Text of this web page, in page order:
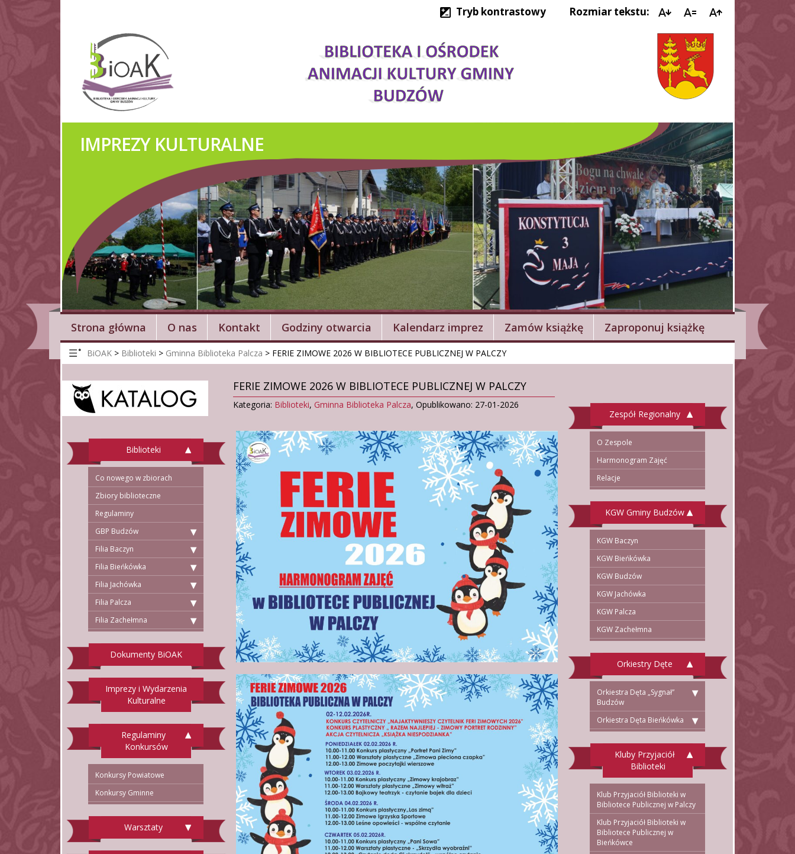
Tryb kontrastowy Rozmiar tekstu:
IMPREZY KULTURALNE
Strona główna O nas Kontakt Godziny otwarcia Kalendarz imprez Zamów książkę Zaproponuj książkę
BiOAK > Biblioteki > Gminna Biblioteka Palcza > FERIE ZIMOWE 2026 W BIBLIOTECE PUBLICZNEJ W PALCZY
Biblioteki
Co nowego w zbiorach
Zbiory biblioteczne
Regulaminy
GBP Budzów
Filia Baczyn
Filia Bieńkówka
Filia Jachówka
Filia Palcza
Filia Zachełmna
Dokumenty BiOAK
Imprezy i Wydarzenia
Kulturalne
Regulaminy
Konkursów
Konkursy Powiatowe
Konkursy Gminne
Warsztaty
FERIE ZIMOWE 2026 W BIBLIOTECE PUBLICZNEJ W PALCZY
Kategoria: Biblioteki, Gminna Biblioteka Palcza, Opublikowano: 27-01-2026
Zespół Regionalny
O Zespole
Harmonogram Zajęć
Relacje
KGW Gminy Budzów
KGW Baczyn
KGW Bieńkówka
KGW Budzów
KGW Jachówka
KGW Palcza
KGW Zachełmna
Orkiestry Dęte
Orkiestra Dęta „Sygnał”
Budzów
Orkiestra Dęta Bieńkówka
Kluby Przyjaciół
Biblioteki
Klub Przyjaciół Biblioteki w
Bibliotece Publicznej w Palczy
Klub Przyjaciół Biblioteki w
Bibliotece Publicznej w
Bieńkówce